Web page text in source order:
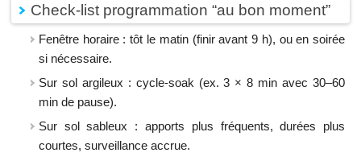
Check-list programmation “au bon moment”
Fenêtre horaire : tôt le matin (finir avant 9 h), ou en soirée
si nécessaire.
Sur sol argileux : cycle-soak (ex. 3 × 8 min avec 30–60
min de pause).
Sur sol sableux : apports plus fréquents, durées plus
courtes, surveillance accrue.